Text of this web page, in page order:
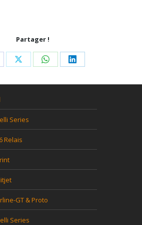
Partager !
Share
on
Share
on
Share
on
Series
Relais
GT & Proto
Series